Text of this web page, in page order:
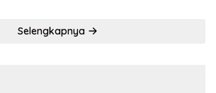
Selengkapnya